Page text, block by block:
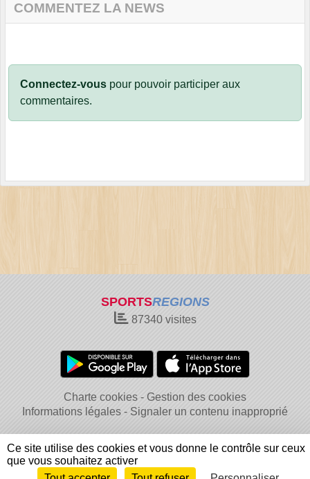
COMMENTEZ LA NEWS
Connectez-vous pour pouvoir participer aux
commentaires.
SPORTSREGIONS
87340visites
Charte cookies
Gestion des cookies
Informations légales
Signaler un contenu inapproprié
Ce site utilise des cookies et vous donne le contrôle sur ceux
que vous souhaitez activer